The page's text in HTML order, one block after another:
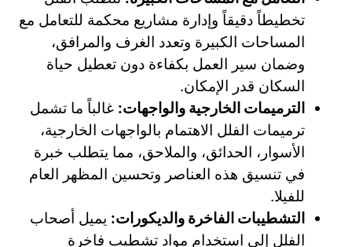
تخطيطاً دقيقاً وإدارة مشاريع محكمة للتعامل مع
المساحات الكبيرة وتعدد الغرف والمرافق،
وضمان سير العمل بكفاءة دون تعطيل حياة
السكان قدر الإمكان.
الترميمات الخارجية والواجهات: غالباً ما تشمل
ترميمات الفلل الاهتمام بالواجهات الخارجية،
الأسوار، الحدائق، والملاحق، مما يتطلب خبرة
في تنسيق هذه العناصر وتحسين المظهر العام
للفيلا.
التشطيبات الفاخرة والديكورات: يميل أصحاب
الفلل إلى استخدام مواد تشطيب فاخرة